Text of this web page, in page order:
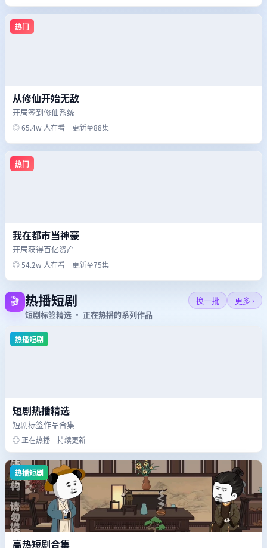
热门
从修仙开始无敌
开局签到修仙系统
◎ 65.4w 人在看 更新至88集
热门
我在都市当神豪
开局获得百亿资产
◎ 54.2w 人在看 更新至75集
🎬 热播短剧
短剧标签精选 · 正在热播的系列作品
换一批 更多 ›
热播短剧
短剧热播精选
短剧标签作品合集
◎ 正在热播 持续更新
热播短剧
高热短剧合集